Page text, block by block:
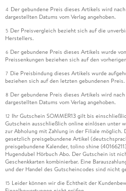
4 Der gebundene Preis dieses Artikels wird
dargestellten Datums vom Verlag angehoben.
5 Der Preisvergleich bezieht sich auf die
Herstellers.
6 Der gebundene Preis dieses Artikels wurde
Preissenkungen beziehen sich auf den
7 Die Preisbindung dieses Artikels wurde
beziehen sich auf den letzten gebundenen Preis.
8 Der gebundene Preis dieses Artikels wird
dargestellten Datums vom Verlag angehoben.
12 Ihr Gutschein SOMMER13 gilt bis
Gutschein ausschließlich online einlösen unter
zur Abholung mit Zahlung in der Filiale
gesetzlich preisgebundene Artikel
preisgebundene Kalender, tolino shine
Hugendubel Hörbuch Abo. Der Gutschein ist
Geschenkkarten kombinierbar. Eine
und der Handel des Gutscheincodes sind nicht
15 Leider können wir die Echtheit der